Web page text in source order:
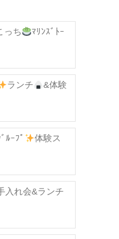
っち
ﾏﾘﾝｽﾞﾄｰ
ランチ
&体験
ﾙｰﾌﾟ
体験ス
入れ会&ランチ